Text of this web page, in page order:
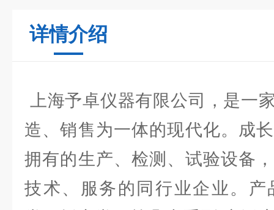
详情介绍
上海予卓仪器有限公司，是一
造、销售为一体的现代化。成
拥有的生产、检测、试验设备
技术、服务的同行业企业。产